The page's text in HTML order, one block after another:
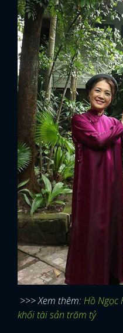
FACEBOOK
>>> Xem thêm:Hồ Ngọc
khối tài sản trăm tỷ